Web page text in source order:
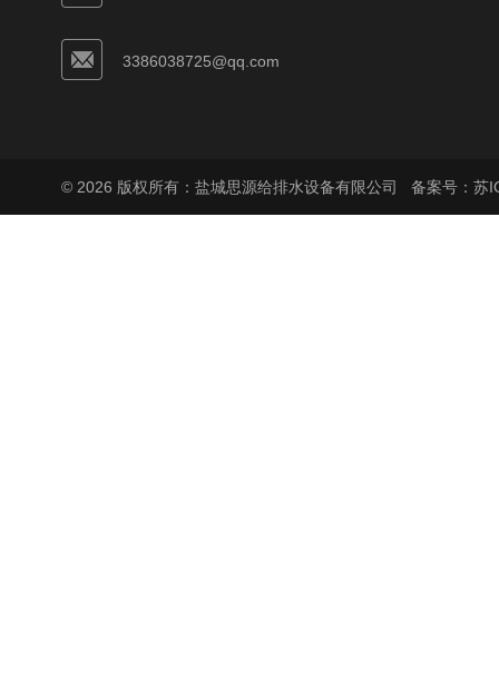
3386038725@qq.com
© 2026 版权所有：盐城思源给排水设备有限公司 备案号：苏